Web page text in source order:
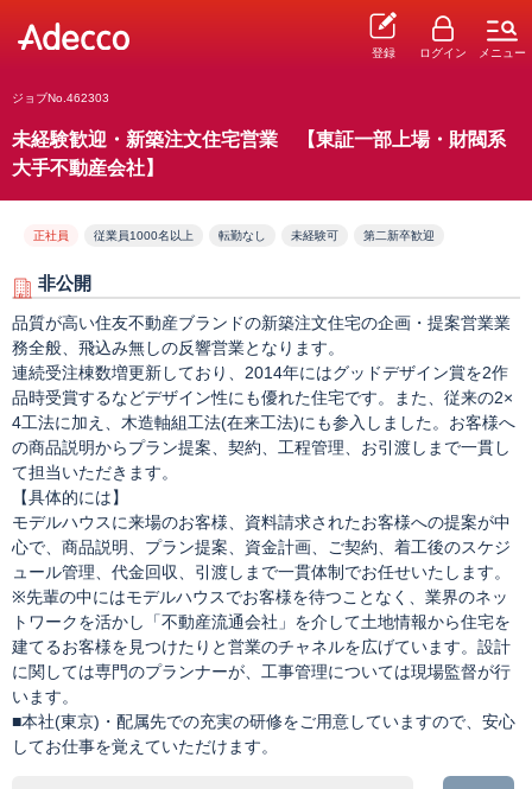
登録 ログイン メニュー
ジョブNo.462303
未経験歓迎・新築注文住宅営業 【東証一部上場・財閥系
大手不動産会社】
正社員 従業員1000名以上 転勤なし 未経験可 第二新卒歓迎
非公開
品質が高い住友不動産ブランドの新築注文住宅の企画・提案営業業
務全般、飛込み無しの反響営業となります。
連続受注棟数増更新しており、2014年にはグッドデザイン賞を2作
品時受賞するなどデザイン性にも優れた住宅です。また、従来の2×
4工法に加え、木造軸組工法(在来工法)にも参入しました。お客様へ
の商品説明からプラン提案、契約、工程管理、お引渡しまで一貫し
て担当いただきます。
【具体的には】
モデルハウスに来場のお客様、資料請求されたお客様への提案が中
心で、商品説明、プラン提案、資金計画、ご契約、着工後のスケジ
ュール管理、代金回収、引渡しまで一貫体制でお任せいたします。
※先輩の中にはモデルハウスでお客様を待つことなく、業界のネッ
トワークを活かし「不動産流通会社」を介して土地情報から住宅を
建てるお客様を見つけたりと営業のチャネルを広げています。設計
に関しては専門のプランナーが、工事管理については現場監督が行
います。
■本社(東京)・配属先での充実の研修をご用意していますので、安心
してお仕事を覚えていただけます。